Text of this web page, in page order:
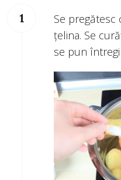
Se pregătesc
ţelina. Se
se pun